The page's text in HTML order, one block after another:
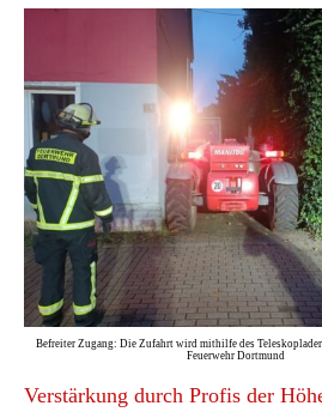
Befreiter Zugang: Die Zufahrt wird mithilfe des
Feuerwehr Dortmund
Verstärkung durch Profis der